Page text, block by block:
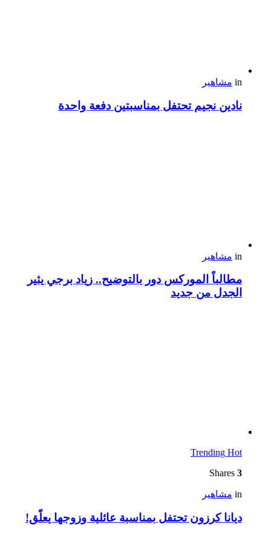
in مشاهير
نادين نجيم تحتفل بمناسبتين دفعة واحدة
in مشاهير
مطالباً الموركس دور بالتوضيح.. زياد برجي يثير
الجدل من جديد
Trending Hot
3
in مشاهير
ديانا كرزون تحتفل بمناسبة عائلية وزوجها يعلّق!